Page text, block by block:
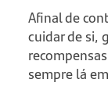
Afinal de
cuidar de si,
sempre lá